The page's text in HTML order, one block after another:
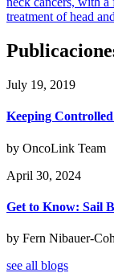
treatment of head
July 19, 2019
Keeping Controlled
by OncoLink Team
April 30, 2024
Get to Know: Sail
by Fern Nibauer-
see all blogs